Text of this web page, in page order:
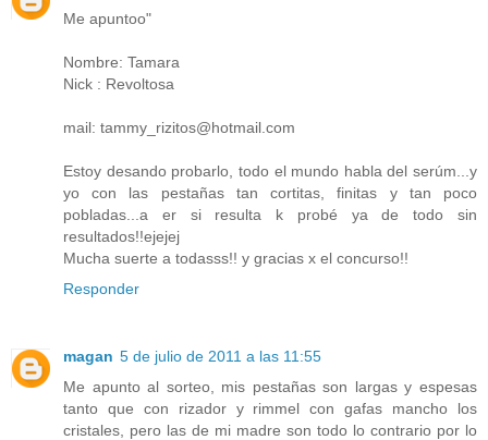
Me apuntoo"
Nombre: Tamara
Nick : Revoltosa
mail: tammy_rizitos@hotmail.com
Estoy desando probarlo, todo el mundo habla del serúm...y
yo con las pestañas tan cortitas, finitas y tan poco
pobladas...a er si resulta k probé ya de todo sin
resultados!!ejejej
Mucha suerte a todasss!! y gracias x el concurso!!
Responder
magan 5 de julio de 2011 a las 11:55
Me apunto al sorteo, mis pestañas son largas y espesas
tanto que con rizador y rimmel con gafas mancho los
cristales, pero las de mi madre son todo lo contrario por lo